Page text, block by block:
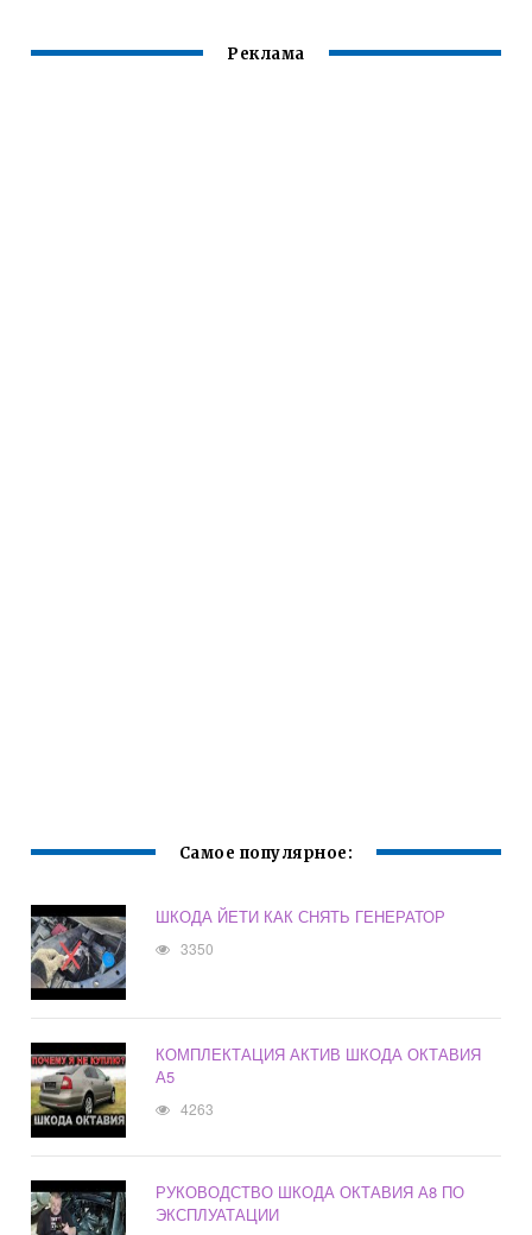
Реклама
Самое популярное:
ШКОДА ЙЕТИ КАК СНЯТЬ ГЕНЕРАТОР
3350
КОМПЛЕКТАЦИЯ АКТИВ ШКОДА ОКТАВИЯ
А5
4263
РУКОВОДСТВО ШКОДА ОКТАВИЯ А8 ПО
ЭКСПЛУАТАЦИИ